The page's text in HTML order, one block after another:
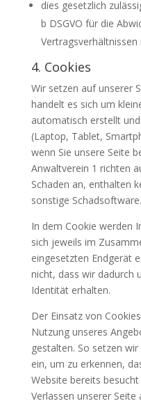
dies gesetzlich
b DSGVO für die
4. Cookies
Wir setzen auf unserer
handelt es sich um
automatisch erstellt
(Laptop, Tablet,
wenn Sie unsere Seite
Anwaltverein 1 richten
Schaden an, enthalten
sonstige Schadsoftware.
In dem Cookie werden
sich jeweils im
eingesetzten Endgerät
nicht, dass wir dadurch
Identität erhalten.
Der Einsatz von
Nutzung unseres
gestalten. So setzen
ein, um zu erkennen,
Website bereits
Verlassen unserer